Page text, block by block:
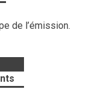
de l’émission.